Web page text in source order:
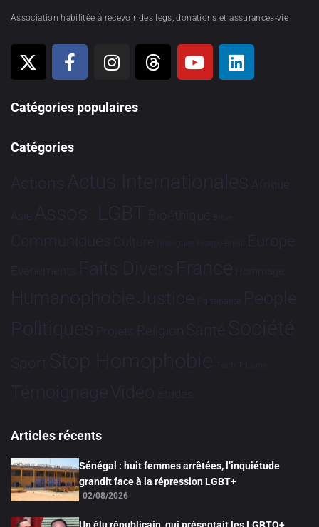
Association habilitée à recevoir des legs, donations et assurances-vie
Catégories populaires
Catégories
Actions Actus Internationales Afrique
Asie Assos. LGBT Bioéthique Brève
Communiqués Culture Dialogues France-Brésil Europe
Evénements Faits Divers France Hommage
HumanophobieJustice Partenariat People
Politiques Projets Religion Santé Société
Sport Stop Homophobie Tech Tribune
TémoignageVidéo Études
Articles récents
Sénégal : huit femmes arrêtées, l’inquiétude
grandit face à la répression LGBT+
02/08/2026